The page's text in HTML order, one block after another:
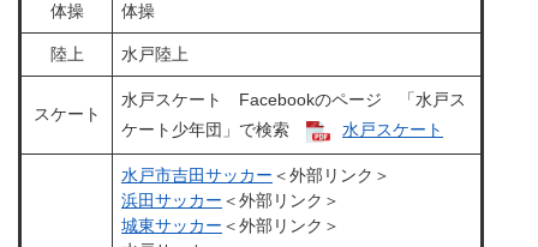
体操 体操
陸上 水戸陸上
スケート
水戸スケート Facebookのページ 「水戸ス
ケート少年団」で検索
水戸スケート
水戸市吉田サッカー ＜外部リンク＞
浜田サッカー ＜外部リンク＞
城東サッカー ＜外部リンク＞